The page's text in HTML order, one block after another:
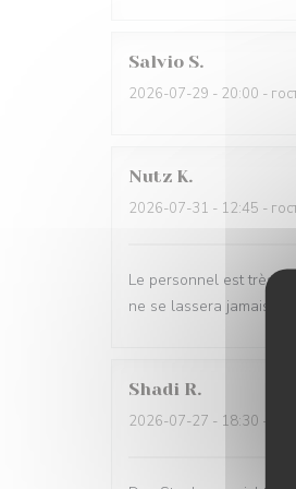
Salvio S
2026-07-29 - 20:00 -
Nutz K
2026-07-31 - 12:45 -
Le personnel est très
ne se lassera jamais de
Shadi R
2026-07-27 - 18:30 -